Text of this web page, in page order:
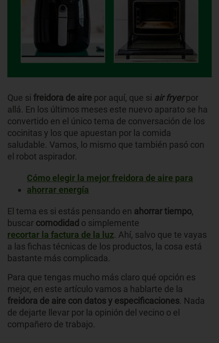
Que si freidora de aire por aquí, que si air fryerpor
allá. En los últimos meses este nuevo aparato se ha
convertido en el único tema de conversación de los
cocinitas y los que apuestan por la comida
saludable. Vamos, lo mismo que también pasó con
el robot aspirador.
Cómo elegir la mejor freidora de aire para
ahorrar energía
El tema es si estás pensando en ahorrar tiempo,
buscar comodidad o simplemente
recortar la factura de la luz. Ahí, salvo que te vayas
a las fichas técnicas de los productos, la cosa está
bastante más complicada.
Para que tengas mucho más claro qué opción es
mejor, en este artículo vamos a hablarte de la
freidora de aire con datos y especificaciones. Nada
de dejarte llevar por la opinión del vecino o el
compañero de trabajo.